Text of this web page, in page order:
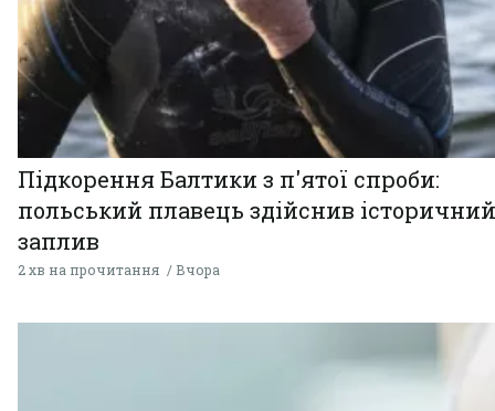
Підкорення Балтики з п'ятої спроби:
польський плавець здійснив історичний
заплив
2 хв на прочитання Вчора